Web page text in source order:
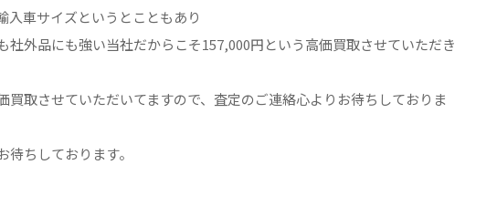
入車サイズというとこともあり
社外品にも強い当社だからこそ157,000円という高価買取させていただき
買取させていただいてますので、査定のご連絡心よりお待ちしておりま
待ちしております。